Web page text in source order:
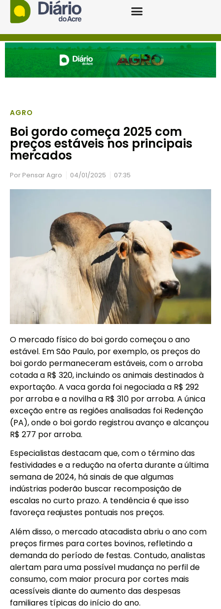
AGRO
Boi gordo começa 2025 com
preços estáveis nos principais
mercados
Por Pensar Agro 04/01/2025 07:35
O mercado físico do boi gordo começou o ano
estável. Em São Paulo, por exemplo, os preços do
boi gordo permaneceram estáveis, com o arroba
cotada a R$ 320, incluindo os animais destinados à
exportação. A vaca gorda foi negociada a R$ 292
por arroba e a novilha a R$ 310 por arroba. A única
exceção entre as regiões analisadas foi Redenção
(PA), onde o boi gordo registrou avanço e alcançou
R$ 277 por arroba.
Especialistas destacam que, com o término das
festividades e a redução na oferta durante a última
semana de 2024, há sinais de que algumas
indústrias poderão buscar recomposição de
escalas no curto prazo. A tendência é que isso
favoreça reajustes pontuais nos preços.
Além disso, o mercado atacadista abriu o ano com
preços firmes para cortes bovinos, refletindo a
demanda do período de festas. Contudo, analistas
alertam para uma possível mudança no perfil de
consumo, com maior procura por cortes mais
acessíveis diante do aumento das despesas
familiares típicas do início do ano.